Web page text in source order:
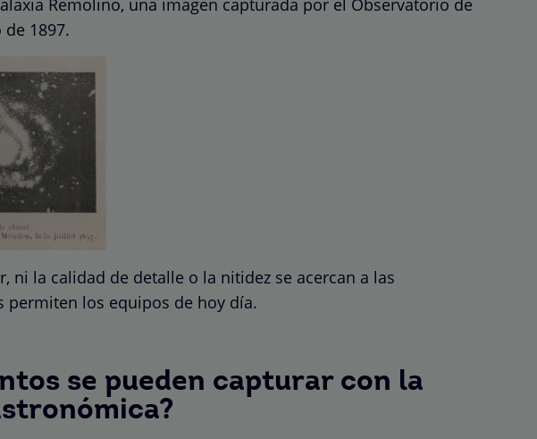
Remolino, una imagen capturada por el Observatorio de
1897.
ni la calidad de detalle o la nitidez se acercan a las
permiten los equipos de hoy día.
se pueden capturar con la